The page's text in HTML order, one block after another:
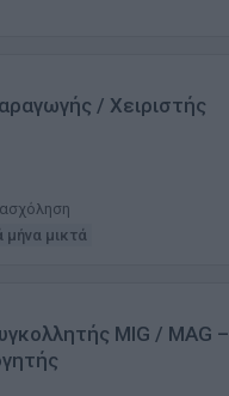
/ Χειριστής
μήνα μικτά
MIG / MAG –